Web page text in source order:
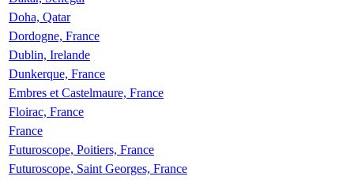
Doha, Qatar
Dordogne, France
Dublin, Irelande
Dunkerque, France
Embres et Castelmaure, France
Floirac, France
France
Futuroscope, Poitiers, France
Futuroscope, Saint Georges, France